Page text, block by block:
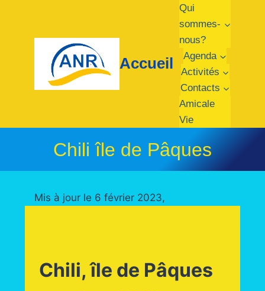
contenu
Accueil
Qui
sommes-
nous?
Agenda
Activités
Contacts
Amicale
Vie
Chili île de Pâques
Mis à jour le 6 février 2023,
Chili, île de Pâques